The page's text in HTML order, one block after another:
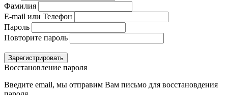
Фамилия
E-mail или Телефон
Пароль
Повторите пароль
Зарегистрировать
Восстановление пароля
Введите email, мы отправим Вам письмо для восстановдения